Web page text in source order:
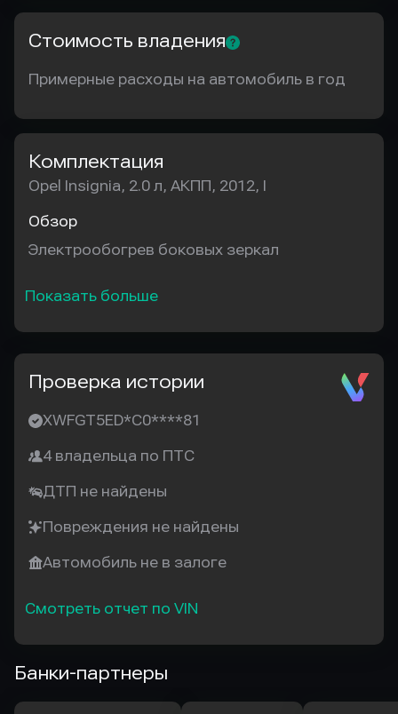
Стоимость владения
Примерные расходы на автомобиль в год
Комплектация
Opel Insignia, 2.0 л, АКПП, 2012, I
Обзор
Электрообогрев боковых зеркал
Показать больше
Проверка истории
XWFGT5ED*C0****81
4 владельца по ПТС
ДТП не найдены
Повреждения не найдены
Автомобиль не в залоге
Смотреть отчет по VIN
Банки-партнеры